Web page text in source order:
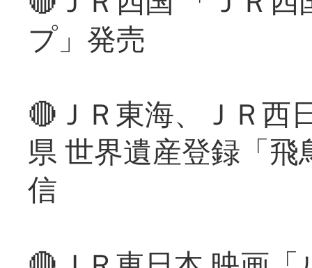
プ」発売
🔴ＪＲ東海、ＪＲ西
県 世界遺産登録「
信